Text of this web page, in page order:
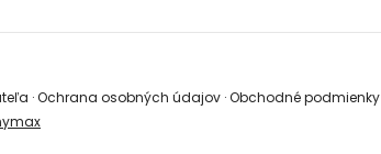
·Ochrana osobných údajov ·Obchodné podmienky